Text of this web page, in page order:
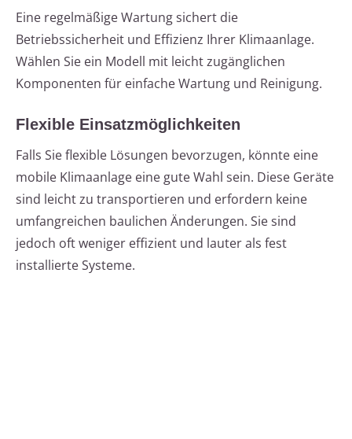
Eine regelmäßige Wartung sichert die
Betriebssicherheit und Effizienz Ihrer Klimaanlage.
Wählen Sie ein Modell mit leicht zugänglichen
Komponenten für einfache Wartung und Reinigung.
Flexible Einsatzmöglichkeiten
Falls Sie flexible Lösungen bevorzugen, könnte eine
mobile Klimaanlage eine gute Wahl sein. Diese Geräte
sind leicht zu transportieren und erfordern keine
umfangreichen baulichen Änderungen. Sie sind
jedoch oft weniger effizient und lauter als fest
installierte Systeme.